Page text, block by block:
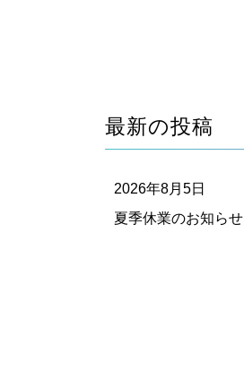
最新の投稿
2026年8月5日
夏季休業のお知らせ